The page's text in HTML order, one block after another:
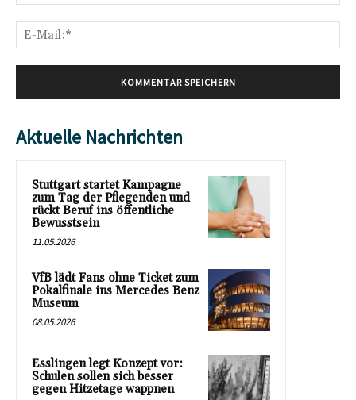
Aktuelle Nachrichten
Stuttgart startet Kampagne
zum Tag der Pflegenden und
rückt Beruf ins öffentliche
Bewusstsein
11.05.2026
VfB lädt Fans ohne Ticket zum
Pokalfinale ins Mercedes Benz
Museum
08.05.2026
Esslingen legt Konzept vor:
Schulen sollen sich besser
gegen Hitzetage wappnen